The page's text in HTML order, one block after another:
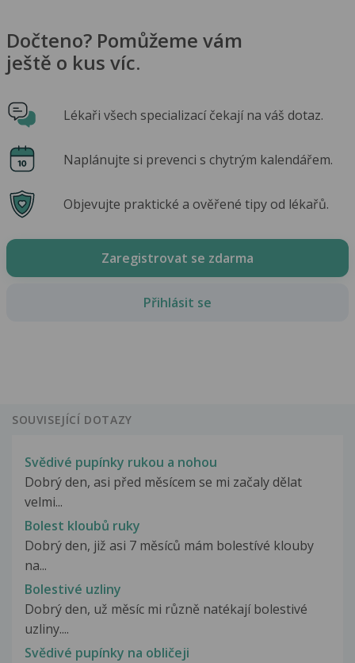
Dočteno? Pomůžeme vám
ještě o kus víc.
Lékaři všech specializací čekají na váš dotaz.
Naplánujte si prevenci s chytrým kalendářem.
Objevujte praktické a ověřené tipy od lékařů.
Zaregistrovat se zdarma
Přihlásit se
SOUVISEJÍCÍ DOTAZY
Svědivé pupínky rukou a nohou
Dobrý den, asi před měsícem se mi začaly dělat
velmi...
Bolest kloubů ruky
Dobrý den, již asi 7 měsíců mám bolestívé klouby
na...
Bolestivé uzliny
Dobrý den, už měsíc mi různě natékají bolestivé
uzliny....
Svědivé pupínky na obličeji